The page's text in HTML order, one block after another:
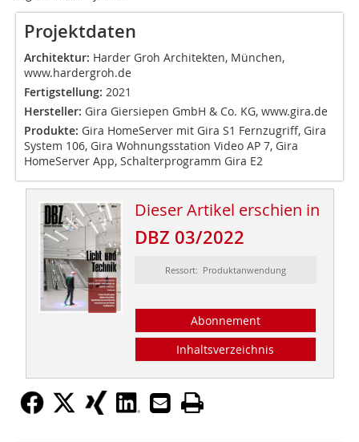
Projektdaten
Architektur: Harder Groh Architekten, München,
www.hardergroh.de
Fertigstellung: 2021
Hersteller: Gira Giersiepen GmbH & Co. KG, www.gira.de
Produkte: Gira HomeServer mit Gira S1 Fernzugriff, Gira
System 106, Gira Wohnungsstation Video AP 7, Gira
HomeServer App, Schalterprogramm Gira E2
Dieser Artikel erschien in
DBZ 03/2022
Ressort: Produktanwendung
Abonnement
Inhaltsverzeichnis